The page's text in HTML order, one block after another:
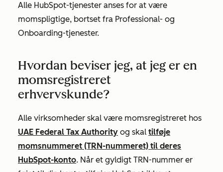
Alle HubSpot-tjenester anses for at være
momspligtige, bortset fra Professional- og
Onboarding-tjenester.
Hvordan beviser jeg, at jeg er en
momsregistreret
erhvervskunde?
Alle virksomheder skal være momsregistreret hos
UAE Federal Tax Authority og skal tilføje
momsnummeret (TRN-nummeret) til deres
HubSpot-konto. Når et gyldigt TRN-nummer er